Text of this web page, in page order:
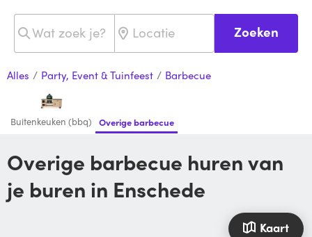
Zoeken
Alles / Party, Event & Tuinfeest / Barbecue
Buitenkeuken (bbq) Overige barbecue
Overige barbecue huren van
je buren in Enschede
Kaart